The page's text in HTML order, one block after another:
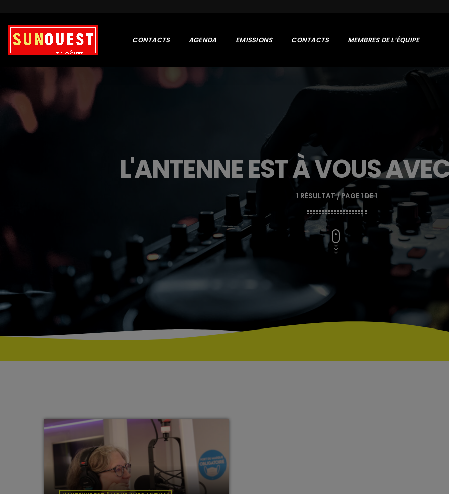
CONTACTS AGENDA EMISSIONS CONTACTS MEMBRES DE L’ÉQUIPE
L'ANTENNE EST À VOUS
1 RÉSULTAT / PAGE 1 DE 1